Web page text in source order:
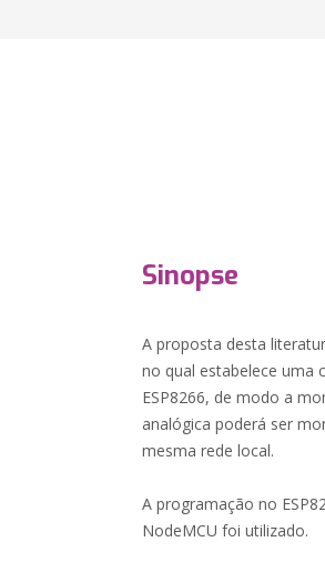
Sinopse
A proposta desta
no qual estabelece uma
ESP8266, de modo a
analógica poderá ser
mesma rede local.
A programação no
NodeMCU foi utilizado.